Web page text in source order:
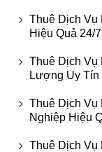
Thuê Dịch Vụ
Hiệu Quả 24/7
Thuê Dịch Vụ
Lượng Uy Tín
Thuê Dịch Vụ
Nghiệp Hiệu
Thuê Dịch Vụ